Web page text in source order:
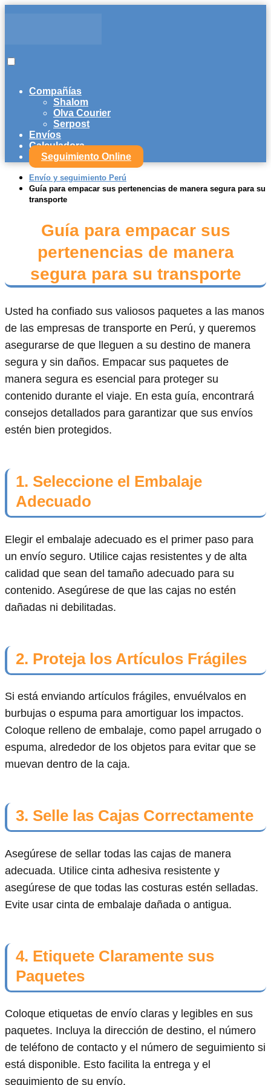
Compañías
Shalom
Olva Courier
Serpost
Envíos
Calculadora
Seguimiento Online
Envío y seguimiento Perú
Guía para empacar sus pertenencias de manera segura para su
transporte
Guía para empacar sus
pertenencias de manera
segura para su transporte
Usted ha confiado sus valiosos paquetes a las manos
de las empresas de transporte en Perú, y queremos
asegurarse de que lleguen a su destino de manera
segura y sin daños. Empacar sus paquetes de
manera segura es esencial para proteger su
contenido durante el viaje. En esta guía, encontrará
consejos detallados para garantizar que sus envíos
estén bien protegidos.
1. Seleccione el Embalaje
Adecuado
Elegir el embalaje adecuado es el primer paso para
un envío seguro. Utilice cajas resistentes y de alta
calidad que sean del tamaño adecuado para su
contenido. Asegúrese de que las cajas no estén
dañadas ni debilitadas.
2. Proteja los Artículos Frágiles
Si está enviando artículos frágiles, envuélvalos en
burbujas o espuma para amortiguar los impactos.
Coloque relleno de embalaje, como papel arrugado o
espuma, alrededor de los objetos para evitar que se
muevan dentro de la caja.
3. Selle las Cajas Correctamente
Asegúrese de sellar todas las cajas de manera
adecuada. Utilice cinta adhesiva resistente y
asegúrese de que todas las costuras estén selladas.
Evite usar cinta de embalaje dañada o antigua.
4. Etiquete Claramente sus
Paquetes
Coloque etiquetas de envío claras y legibles en sus
paquetes. Incluya la dirección de destino, el número
de teléfono de contacto y el número de seguimiento si
está disponible. Esto facilita la entrega y el
seguimiento de su envío.